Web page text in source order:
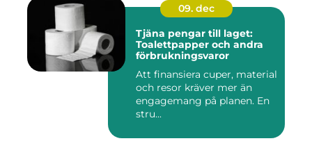
09. dec
Tjäna pengar till laget:
Toalettpapper och andra
förbrukningsvaror
Att finansiera cuper, material
och resor kräver mer än
engagemang på planen. En
stru...